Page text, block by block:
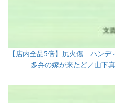
【店内全品5倍】尻火傷 ハン
多弁の嫁が来たど／山下